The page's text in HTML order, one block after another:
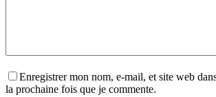
Enregistrer mon nom, e-mail, et site web
la prochaine fois que je commente.